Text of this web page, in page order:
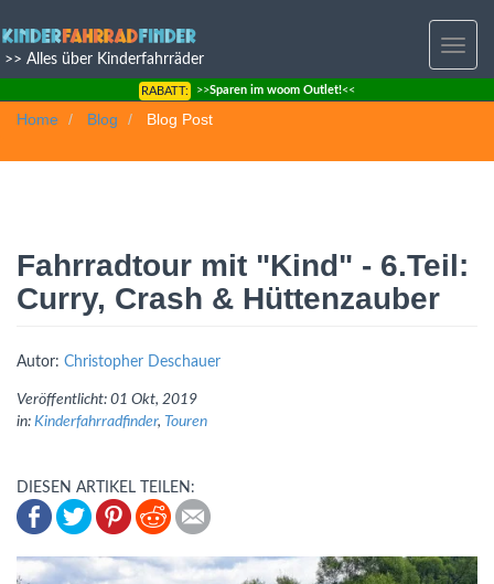
Toggle
>> Alles über Kinderfahrräder
RABATT: >>Sparen im woom Outlet!<<
Home Blog Blog Post
Fahrradtour mit "Kind" - 6.Teil:
Curry, Crash & Hüttenzauber
Autor: Christopher Deschauer
Veröffentlicht: 01 Okt, 2019
in: Kinderfahrradfinder, Touren
DIESEN ARTIKEL TEILEN: